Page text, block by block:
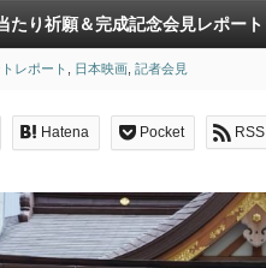
たり祈願＆完成記念会見レポート
レポート 日本映画 記者会見
Hatena Pocket RSS